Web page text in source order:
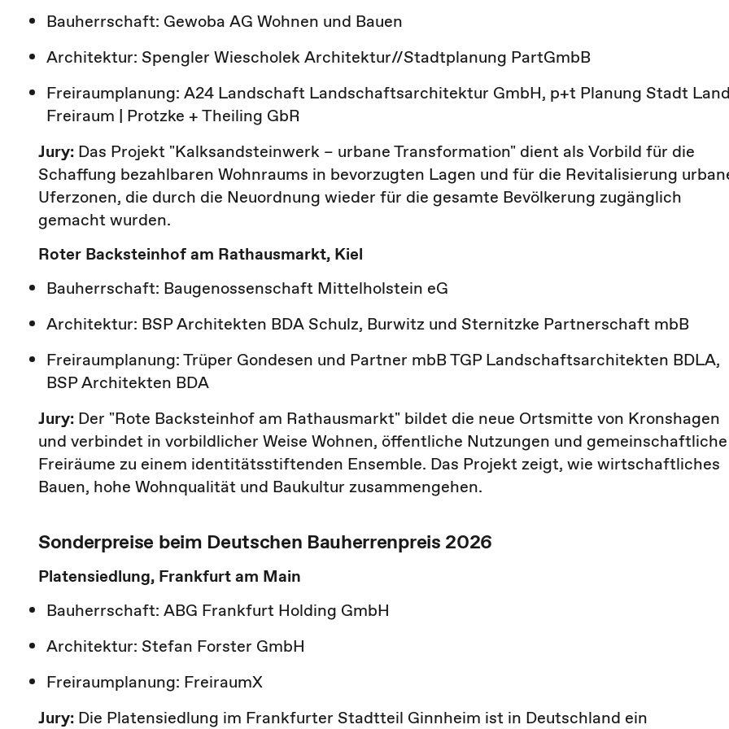
Bauherrschaft: Gewoba AG Wohnen und Bauen
Architektur: Spengler Wiescholek Architektur//Stadtplanung PartGmbB
Freiraumplanung: A24 Landschaft Landschaftsarchitektur GmbH, p+t Planung Stadt
Freiraum | Protzke + Theiling GbR
Jury: Das Projekt "Kalksandsteinwerk – urbane Transformation" dient als Vorbild für die
Schaffung bezahlbaren Wohnraums in bevorzugten Lagen und für die Revitalisierung
Uferzonen, die durch die Neuordnung wieder für die gesamte Bevölkerung zugänglich
gemacht wurden.
Roter Backsteinhof am Rathausmarkt, Kiel
Bauherrschaft: Baugenossenschaft Mittelholstein eG
Architektur: BSP Architekten BDA Schulz, Burwitz und Sternitzke Partnerschaft mbB
Freiraumplanung: Trüper Gondesen und Partner mbB TGP Landschaftsarchitekten BDLA,
BSP Architekten BDA
Jury: Der "Rote Backsteinhof am Rathausmarkt" bildet die neue Ortsmitte von Kronshagen
und verbindet in vorbildlicher Weise Wohnen, öffentliche Nutzungen und gemeinschaftliche
Freiräume zu einem identitätsstiftenden Ensemble. Das Projekt zeigt, wie wirtschaftliches
Bauen, hohe Wohnqualität und Baukultur zusammengehen.
Sonderpreise beim Deutschen Bauherrenpreis 2026
Platensiedlung, Frankfurt am Main
Bauherrschaft: ABG Frankfurt Holding GmbH
Architektur: Stefan Forster GmbH
Freiraumplanung: FreiraumX
Jury: Die Platensiedlung im Frankfurter Stadtteil Ginnheim ist in Deutschland ein